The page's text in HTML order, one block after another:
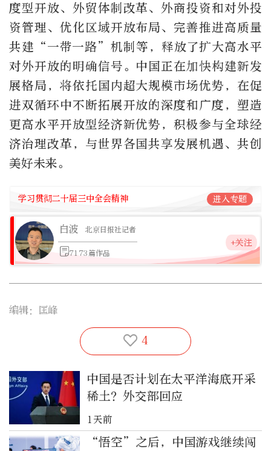
度型开放、外贸体制改革、外商投资和对外投
资管理、优化区域开放布局、完善推进高质量
共建“一带一路”机制等，释放了扩大高水平
对外开放的明确信号。中国正在加快构建新发
展格局，将依托国内超大规模市场优势，在促
进双循环中不断拓展开放的深度和广度，塑造
更高水平开放型经济新优势，积极参与全球经
济治理改革，与世界各国共享发展机遇、共创
美好未来。
学习贯彻二十届三中全会精神 进入专题
白波 北京日报社记者
7173篇作品
+关注
编辑：匡峰
4
中国是否计划在太平洋海底开采
稀土？外交部回应
1天前
“悟空”之后，中国游戏继续闯